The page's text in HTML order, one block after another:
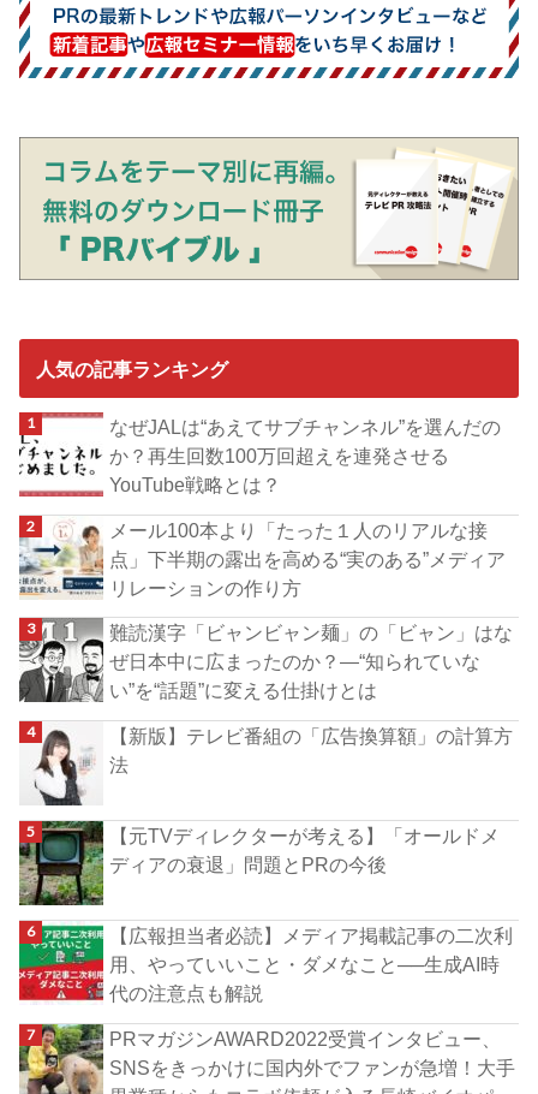
人気の記事ランキング
なぜJALは“あえてサブチャンネル”を選んだの
か？再生回数100万回超えを連発させる
YouTube戦略とは？
メール100本より「たった１人のリアルな接
点」下半期の露出を高める“実のある”メディア
リレーションの作り方
難読漢字「ビャンビャン麺」の「ビャン」はな
ぜ日本中に広まったのか？―“知られていな
い”を“話題”に変える仕掛けとは
【新版】テレビ番組の「広告換算額」の計算方
法
【元TVディレクターが考える】「オールドメ
ディアの衰退」問題とPRの今後
【広報担当者必読】メディア掲載記事の二次利
用、やっていいこと・ダメなこと──生成AI時
代の注意点も解説
PRマガジンAWARD2022受賞インタビュー、
SNSをきっかけに国内外でファンが急増！大手